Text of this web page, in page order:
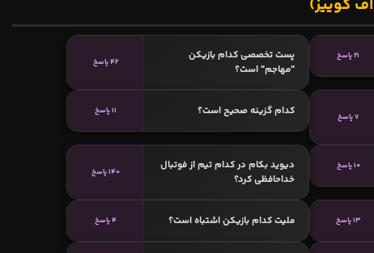
کوییز)
21 پاسخ
پست تخصصی کدام بازیکن
"مهاجم" است؟
42 پاسخ
7 پاسخ کدام گزینه صحیح است؟ 11 پاسخ
10 پاسخ
دیوید بکام در کدام تیم از فوتبال
خداحافظی کرد؟
140 پاسخ
13 پاسخ ملیت کدام بازیکن اشتباه است؟ 4 پاسخ